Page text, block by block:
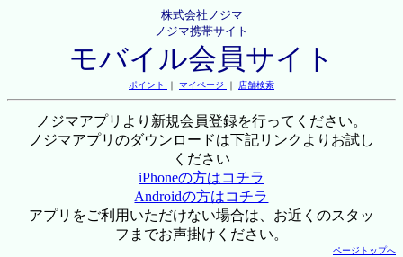
株式会社ノジマ
ノジマ携帯サイト
モバイル会員サイト
ポイント ｜ マイページ ｜ 店舗検索
ノジマアプリより新規会員登録を行ってください。
ノジマアプリのダウンロードは下記リンクよりお試し
ください
iPhoneの方はコチラ
Androidの方はコチラ
アプリをご利用いただけない場合は、お近くのスタッ
フまでお声掛けください。
ページトップへ